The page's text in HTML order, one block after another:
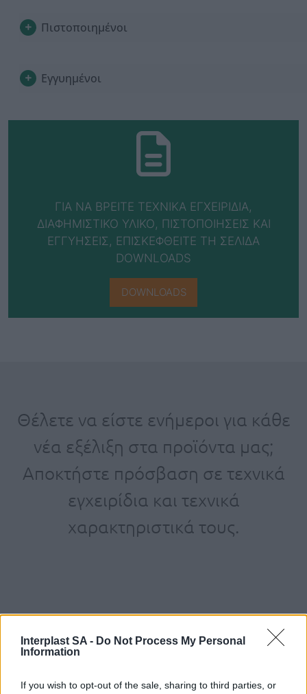
Interplast SA - Do Not Process My Personal
Information
If you wish to opt-out of the sale, sharing to third parties, or
Πιστοποιημένοι
Εγγυημένοι
ΓΙΑ ΝΑ ΒΡΕΙΤΕ ΤΕΧΝΙΚΑ ΕΓΧΕΙΡΙΔΙΑ,
ΔΙΑΦΗΜΙΣΤΙΚΟ ΥΛΙΚΟ, ΠΙΣΤΟΠΟΙΗΣΕΙΣ ΚΑΙ
ΕΓΓΥΗΣΕΙΣ, ΕΠΙΣΚΕΦΘΕΙΤΕ ΤΗ ΣΕΛΙΔΑ
DOWNLOADS
DOWNLOADS
Θέλετε να είστε ενήμεροι για κάθε
νέα εξέλιξη στα προϊόντα μας;
Αποκτήστε πρόσβαση σε τεχνικά
εγχειρίδια και τεχνικά
χαρακτηριστικά τους.